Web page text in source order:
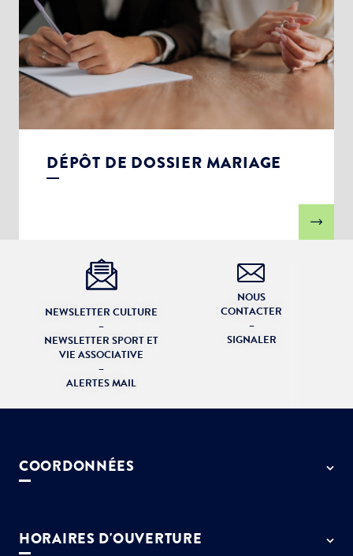
DÉPÔT DE DOSSIER MARIAGE
NEWSLETTER CULTURE
–
NEWSLETTER SPORT ET
VIE ASSOCIATIVE
–
ALERTES MAIL
NOUS
CONTACTER
–
SIGNALER
COORDONNÉES
01 64 13 55 55
HORAIRES D'OUVERTURE